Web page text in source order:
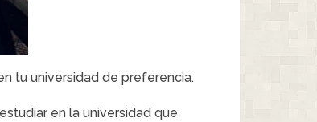
tu universidad de preferencia.
en la universidad que